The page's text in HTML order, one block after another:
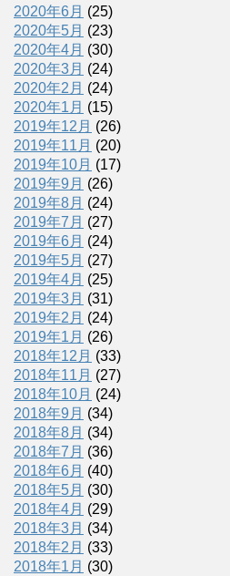
2020年6月 (25)
2020年5月 (23)
2020年4月 (30)
2020年3月 (24)
2020年2月 (24)
2020年1月 (15)
2019年12月 (26)
2019年11月 (20)
2019年10月 (17)
2019年9月 (26)
2019年8月 (24)
2019年7月 (27)
2019年6月 (24)
2019年5月 (27)
2019年4月 (25)
2019年3月 (31)
2019年2月 (24)
2019年1月 (26)
2018年12月 (33)
2018年11月 (27)
2018年10月 (24)
2018年9月 (34)
2018年8月 (34)
2018年7月 (36)
2018年6月 (40)
2018年5月 (30)
2018年4月 (29)
2018年3月 (34)
2018年2月 (33)
2018年1月 (30)